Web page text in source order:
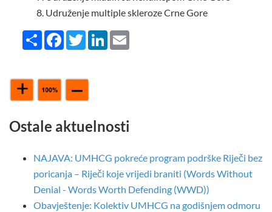
Udruženje multiple skleroze Crne Gore
Share FacebookTwitterLinkedIn
Ostale aktuelnosti
NAJAVA: UMHCG pokreće program podrške Riječi bez
poricanja – Riječi koje vrijedi braniti (Words Without
Denial - Words Worth Defending (WWD))
Obavještenje: Kolektiv UMHCG na godišnjem odmoru